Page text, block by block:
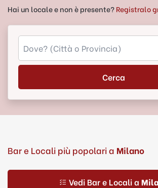
Hai un locale e non è presente?Registralo
Cerca
Bar e Locali più popolari a Milano
Vedi Bar e Locali a